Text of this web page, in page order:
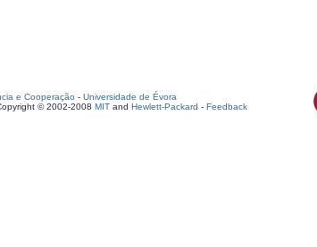
e Cooperação - Universidade de Évora
© 2002-2008 MIT and Hewlett-Packard - Feedback